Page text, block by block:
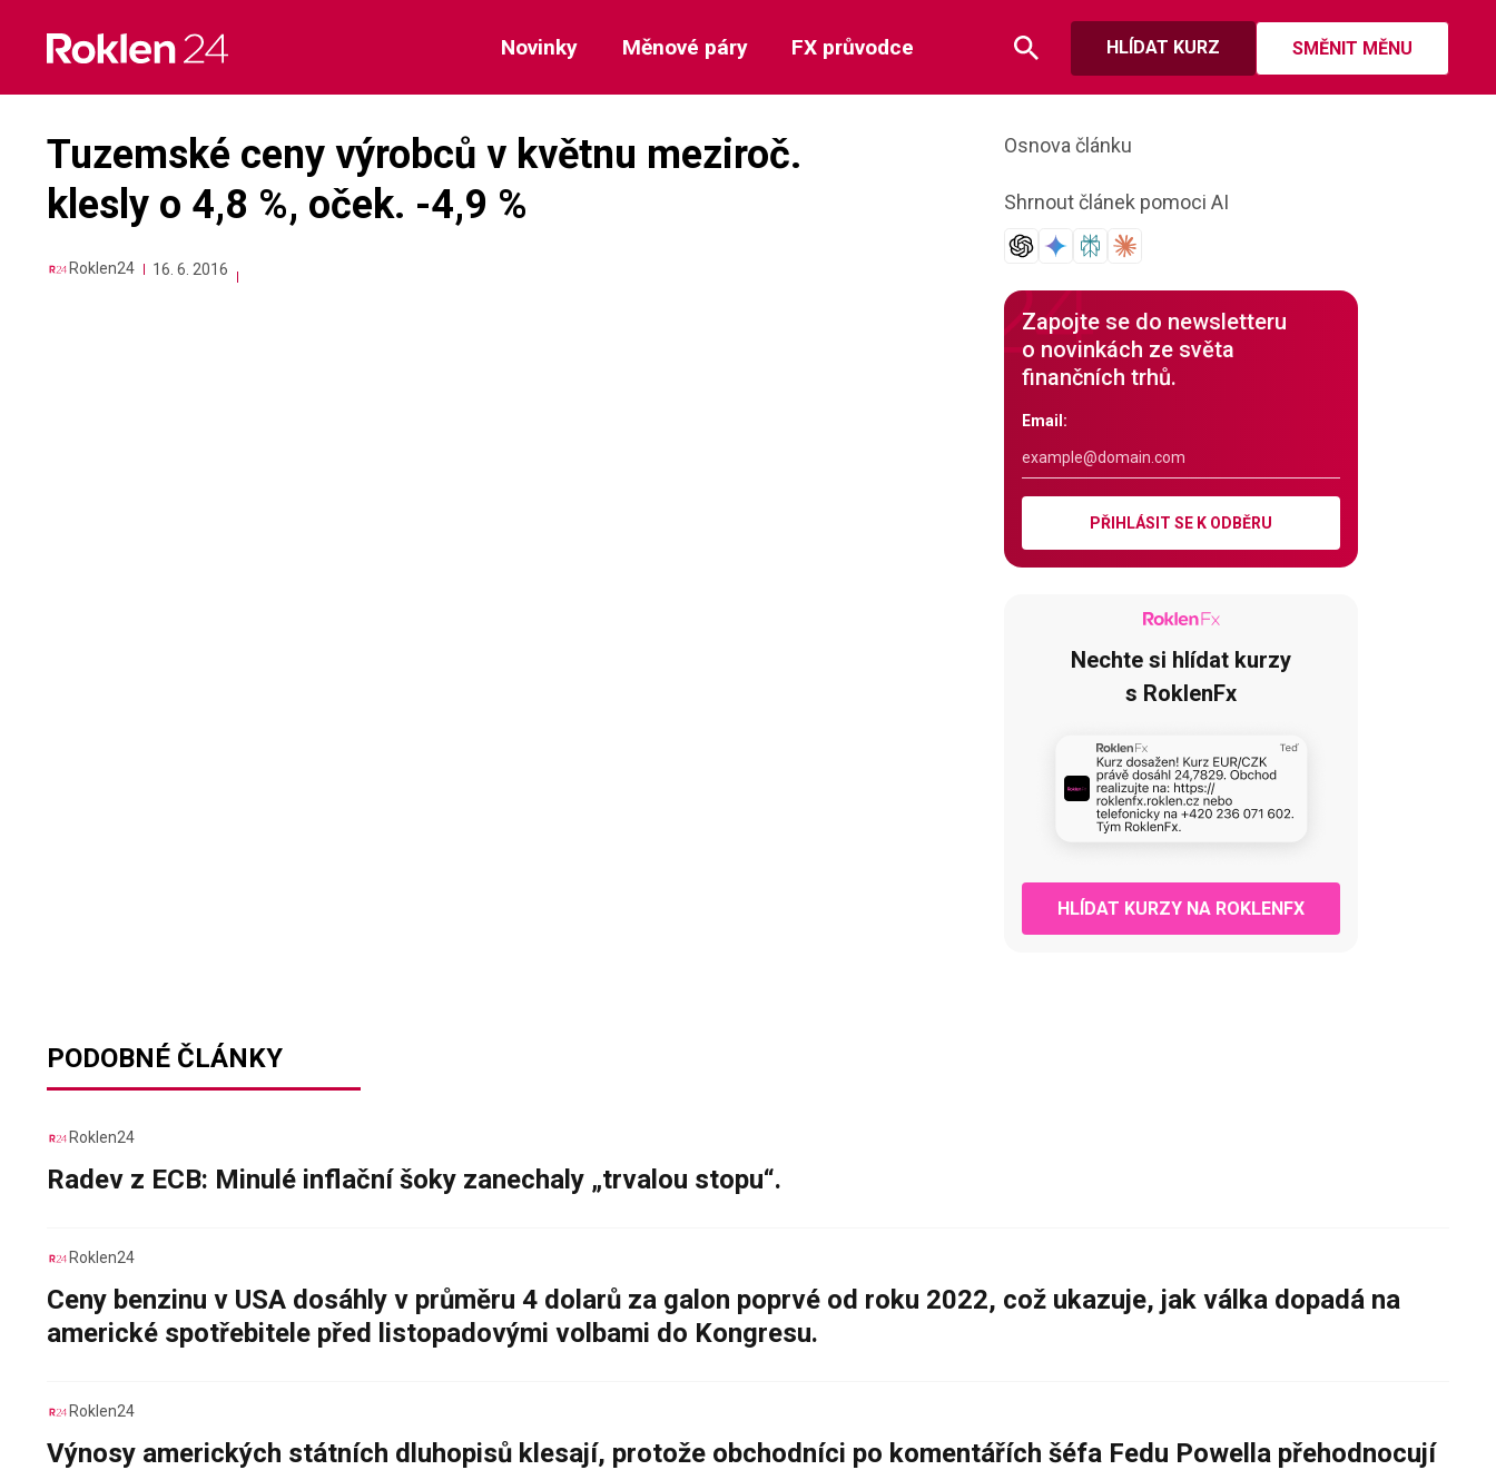
content
HLÍDAT KURZ SMĚNIT MĚNU
Novinky Měnové páry FX průvodce
Tuzemské ceny výrobců v květnu meziroč.
klesly o 4,8 %, oček. -4,9 %
Roklen24 16. 6. 2016
Osnova článku
Shrnout článek pomoci AI
Zapojte se do newsletteru
o novinkách ze světa
finančních trhů.
Email:
PŘIHLÁSIT SE K ODBĚRU
Nechte si hlídat kurzy
s RoklenFx
HLÍDAT KURZY NA ROKLENFX
PODOBNÉ ČLÁNKY
Roklen24
Radev z ECB: Minulé inflační šoky zanechaly „trvalou stopu“.
Roklen24
Ceny benzinu v USA dosáhly v průměru 4 dolarů za galon poprvé od roku 2022, což ukazuje, jak válka dopadá na
americké spotřebitele před listopadovými volbami do Kongresu.
Roklen24
Výnosy amerických státních dluhopisů klesají, protože obchodníci po komentářích šéfa Fedu Powella přehodnocují